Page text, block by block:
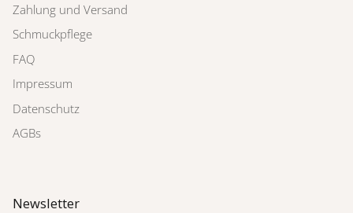
Zahlung und Versand
Schmuckpflege
FAQ
Impressum
Datenschutz
AGBs
Newsletter